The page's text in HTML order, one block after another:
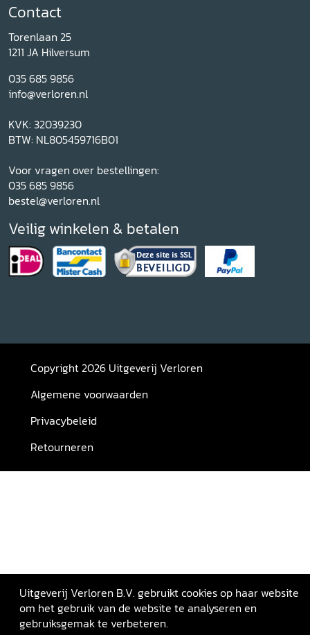
Contact
Torenlaan 25
1211 JA Hilversum
035 685 9856
info@verloren.nl
KVK: 32039230
BTW: NL805459716B01
Voor vragen over bestellingen:
035 685 9856
bestel@verloren.nl
Veilig winkelen & betalen
Copyright 2026 Uitgeverij Verloren
Algemene voorwaarden
Privacybeleid
Retourneren
Uitgeverij Verloren B.V. gebruikt cookies op haar website
om het gebruik van de website te analyseren en
gebruiksgemak te verbeteren.